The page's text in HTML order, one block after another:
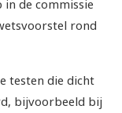
in de commissie
rond
testen die dicht
bijvoorbeeld bij